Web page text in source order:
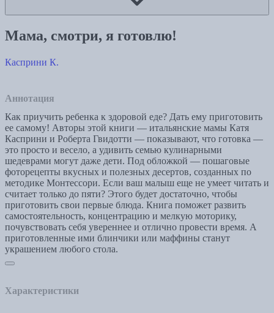
Мама, смотри, я готовлю!
Касприни К.
Аннотация
Как приучить ребенка к здоровой еде? Дать ему приготовить
ее самому! Авторы этой книги — итальянские мамы Катя
Касприни и Роберта Гвидотти — показывают, что готовка —
это просто и весело, а удивить семью кулинарными
шедеврами могут даже дети. Под обложкой — пошаговые
фоторецепты вкусных и полезных десертов, созданных по
методике Монтессори. Если ваш малыш еще не умеет читать и
считает только до пяти? Этого будет достаточно, чтобы
приготовить свои первые блюда. Книга поможет развить
самостоятельность, концентрацию и мелкую моторику,
почувствовать себя увереннее и отлично провести время. А
приготовленные ими блинчики или маффины станут
украшением любого стола.
Характеристики